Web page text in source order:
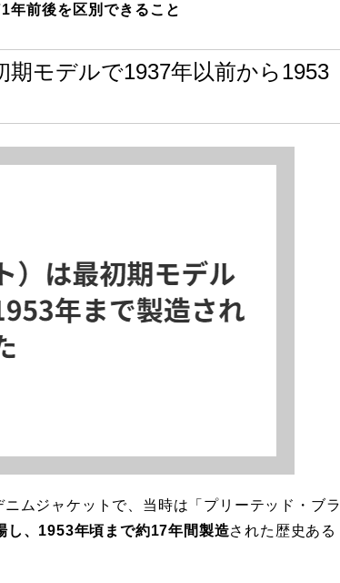
年前後を区別できること
モデルで1937年以前から1953
ムジャケットで、当時は「プリーテッド・ブラ
し、1953年頃まで約17年間製造された歴史ある